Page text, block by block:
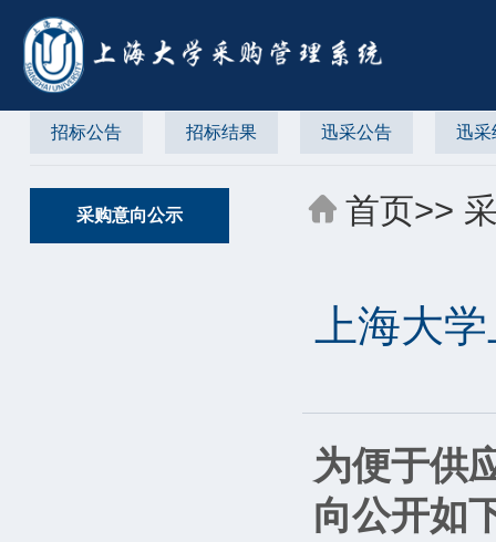
招标公告 招标结果 迅采公告 迅采
采购意向公示 首页>>
上海大
为便于供
向公开如